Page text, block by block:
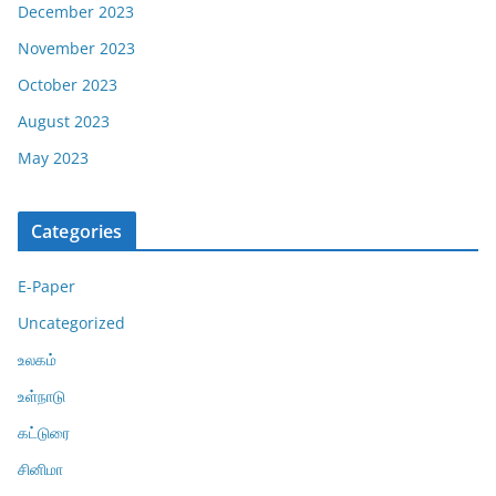
December 2023
November 2023
October 2023
August 2023
May 2023
Categories
E-Paper
Uncategorized
உலகம்
உள்நாடு
கட்டுரை
சினிமா